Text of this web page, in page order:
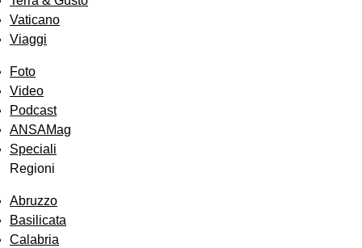
Vaticano
Viaggi
Foto
Video
Podcast
ANSAMag
Speciali
Regioni
Abruzzo
Basilicata
Calabria